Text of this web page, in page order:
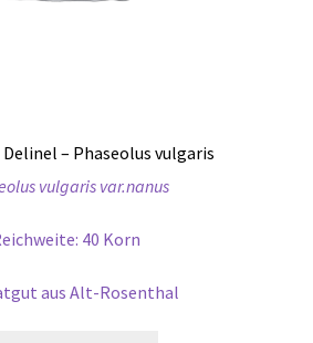
– Phaseolus vulgaris
vulgaris var.nanus
40 Korn
aus Alt-Rosenthal